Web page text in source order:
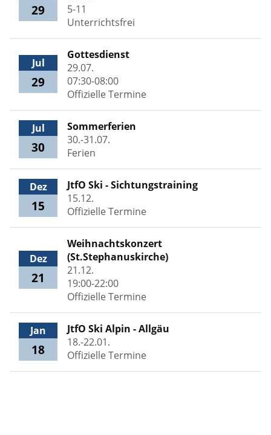
29
5-11
Unterrichtsfrei
Jul
29
Gottesdienst
29.07.
07:30-08:00
Offizielle Termine
Jul
30
Sommerferien
30.-31.07.
Ferien
Dez
15
JtfO Ski - Sichtungstraining
15.12.
Offizielle Termine
Dez
21
Weihnachtskonzert
(St.Stephanuskirche)
21.12.
19:00-22:00
Offizielle Termine
Jan
18
JtfO Ski Alpin - Allgäu
18.-22.01.
Offizielle Termine